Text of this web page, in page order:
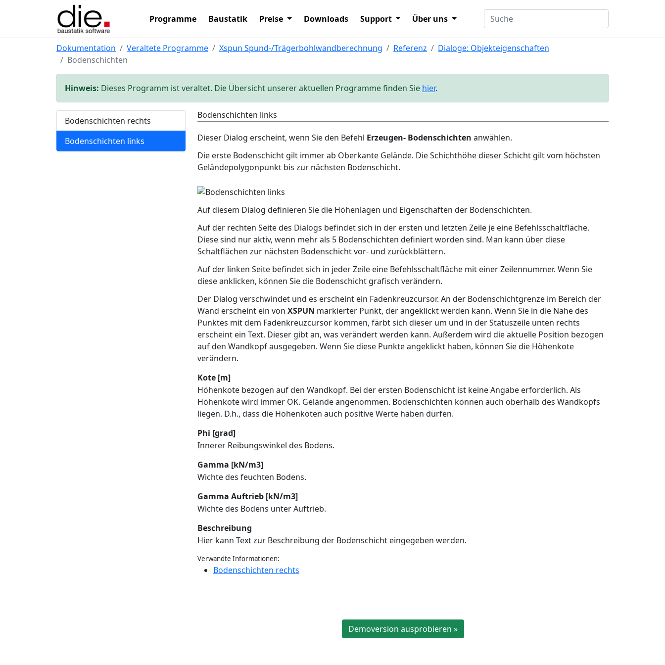
Programme Baustatik Preise Downloads Support Über uns
Dokumentation Veraltete Programme Xspun Spund-/Trägerbohlwandberechnung Referenz
Dialoge: Objekteigenschaften
Bodenschichten
Hinweis: Dieses Programm ist veraltet. Die Übersicht unserer aktuellen Programme finden Sie hier.
Bodenschichten rechts
Bodenschichten links
Bodenschichten links
Dieser Dialog erscheint, wenn Sie den Befehl Erzeugen- Bodenschichten anwählen.
Die erste Bodenschicht gilt immer ab Oberkante Gelände. Die Schichthöhe dieser Schicht gilt vom höchsten
Geländepolygonpunkt bis zur nächsten Bodenschicht.
Auf diesem Dialog definieren Sie die Höhenlagen und Eigenschaften der Bodenschichten.
Auf der rechten Seite des Dialogs befindet sich in der ersten und letzten Zeile je eine Befehlsschaltfläche.
Diese sind nur aktiv, wenn mehr als 5 Bodenschichten definiert worden sind. Man kann über diese
Schaltflächen zur nächsten Bodenschicht vor- und zurückblättern.
Auf der linken Seite befindet sich in jeder Zeile eine Befehlsschaltfläche mit einer Zeilennummer. Wenn Sie
diese anklicken, können Sie die Bodenschicht grafisch verändern.
Der Dialog verschwindet und es erscheint ein Fadenkreuzcursor. An der Bodenschichtgrenze im Bereich der
Wand erscheint ein von XSPUN markierter Punkt, der angeklickt werden kann. Wenn Sie in die Nähe des
Punktes mit dem Fadenkreuzcursor kommen, färbt sich dieser um und in der Statuszeile unten rechts
erscheint ein Text. Dieser gibt an, was verändert werden kann. Außerdem wird die aktuelle Position bezogen
auf den Wandkopf ausgegeben. Wenn Sie diese Punkte angeklickt haben, können Sie die Höhenkote
verändern.
Kote [m]
Höhenkote bezogen auf den Wandkopf. Bei der ersten Bodenschicht ist keine Angabe erforderlich. Als
Höhenkote wird immer OK. Gelände angenommen. Bodenschichten können auch oberhalb des Wandkopfs
liegen. D.h., dass die Höhenkoten auch positive Werte haben dürfen.
Phi [grad]
Innerer Reibungswinkel des Bodens.
Gamma [kN/m3]
Wichte des feuchten Bodens.
Gamma Auftrieb [kN/m3]
Wichte des Bodens unter Auftrieb.
Beschreibung
Hier kann Text zur Beschreibung der Bodenschicht eingegeben werden.
Verwandte Informationen:
Bodenschichten rechts
Demoversion ausprobieren »